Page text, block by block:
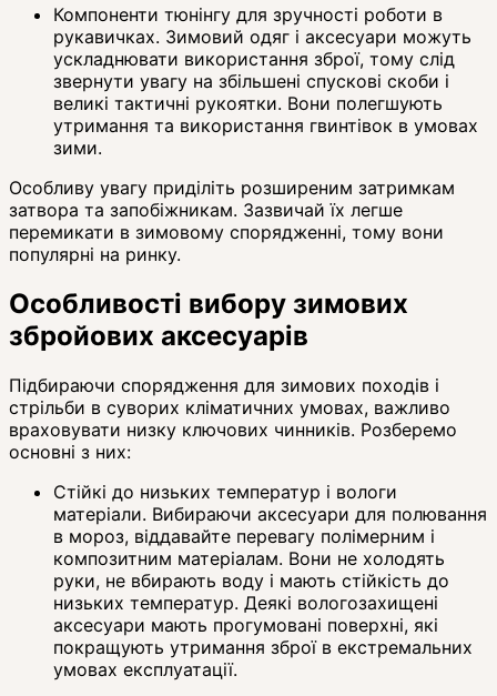
Компоненти тюнінгу для зручності роботи в
рукавичках. Зимовий одяг і аксесуари можуть
ускладнювати використання зброї, тому слід
звернути увагу на збільшені спускові скоби і
великі тактичні рукоятки. Вони полегшують
утримання та використання гвинтівок в умовах
зими.
Особливу увагу приділіть розширеним затримкам
затвора та запобіжникам. Зазвичай їх легше
перемикати в зимовому спорядженні, тому вони
популярні на ринку.
Особливості вибору зимових
збройових аксесуарів
Підбираючи спорядження для зимових походів і
стрільби в суворих кліматичних умовах, важливо
враховувати низку ключових чинників. Розберемо
основні з них:
Стійкі до низьких температур і вологи
матеріали. Вибираючи аксесуари для полювання
в мороз, віддавайте перевагу полімерним і
композитним матеріалам. Вони не холодять
руки, не вбирають воду і мають стійкість до
низьких температур. Деякі вологозахищені
аксесуари мають прогумовані поверхні, які
покращують утримання зброї в екстремальних
умовах експлуатації.